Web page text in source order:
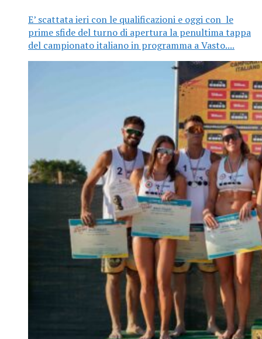
E’ scattata ieri con le qualificazioni e oggi con le
prime sfide del turno di apertura la penultima tappa
del campionato italiano in programma a Vasto....